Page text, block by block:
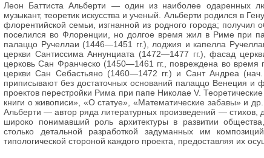
Леон Баттиста Альберти — один из наиболее одаренных
музыкант, теоретик искусства и ученый. Альберти родился в
флорентийской семьи, изгнанной из родного города;
поселился во Флоренции, но долгое время жил в Риме при
палаццо Ручеллаи (1446—1451 гг.), лоджия и капелла
церкви Сантиссима Аннунциата (1472—1477 гг.), фасад
церковь Сан Франческо (1450—1461 гг., повреждена во
церкви Сан Себастьяно (1460—1472 гг.) и Сант Андреа
приписывают без достаточных оснований палаццо Венеция и
проектов перестройки Рима при папе Николае V.
книги о живописи», «О статуе», «Математические забавы» и
Альберти — автор ряда литературных произведений — стихов,
широко понимавший роль архитектуры в развитии
столько детальной разработкой задуманных им
типологической стороной каждого проекта, предоставляя их